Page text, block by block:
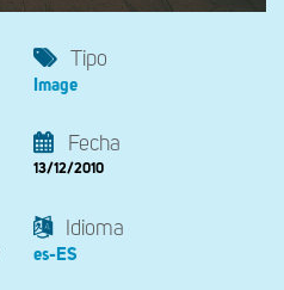
Tipo
Image
Fecha
13/12/2010
Idioma
es-ES